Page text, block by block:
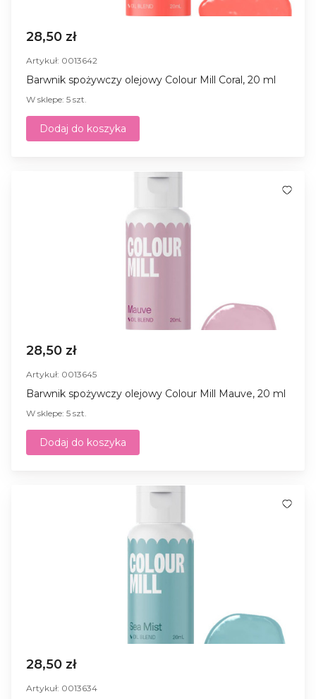
28,50 zł
Artykuł: 0013642
Barwnik spożywczy olejowy Colour Mill Coral, 20 ml
W sklepe: 5 szt.
Dodaj do koszyka
28,50 zł
Artykuł: 0013645
Barwnik spożywczy olejowy Colour Mill Mauve, 20 ml
W sklepe: 5 szt.
Dodaj do koszyka
28,50 zł
Artykuł: 0013634